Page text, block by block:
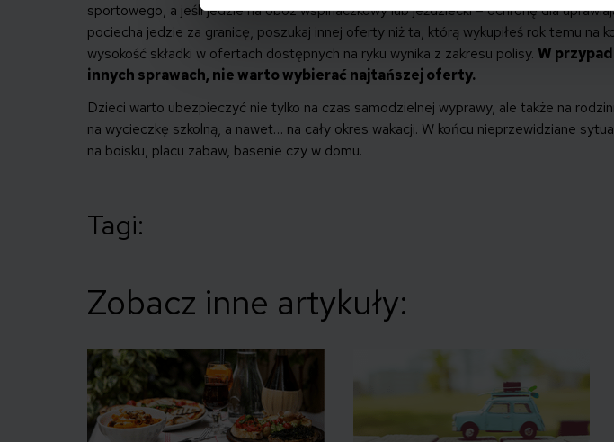
sportowego, a jeśli jedzie na obóz wspinaczkowy lub jeździecki – ochronę dla
pociecha jedzie za granicę, poszukaj innej oferty niż ta, którą wykupiłeś rok temu na
wysokość składki w ofertach dostępnych na ryku wynika z zakresu polisy. W
innych sprawach, nie warto wybierać najtańszej oferty.
Dzieci warto ubezpieczyć nie tylko na czas samodzielnej wyprawy, ale także na
na wycieczkę szkolną, a nawet… na cały okres wakacji. W końcu nieprzewidziane
na boisku, placu zabaw, basenie czy w domu.
Tagi:
Zobacz inne artykuły: